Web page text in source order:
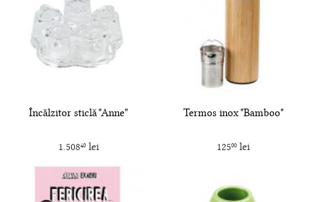
Încălzitor sticlă "Anne"
1.50840lei
Termos inox "Bamboo"
12500 lei